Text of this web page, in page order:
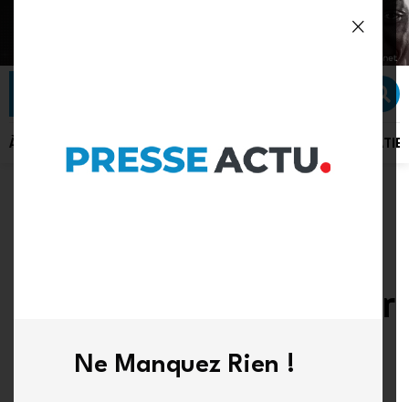
Ne Manquez Rien !
À LA UNE ACTUALITÉ POLITIQUE DIPLOMATIE
un faux communiqué sur
l’assassinat de Willy
Ngoma